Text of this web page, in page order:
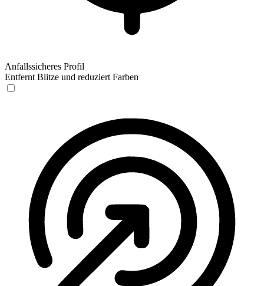
Anfallssicheres Profil
Entfernt Blitze und reduziert Farben